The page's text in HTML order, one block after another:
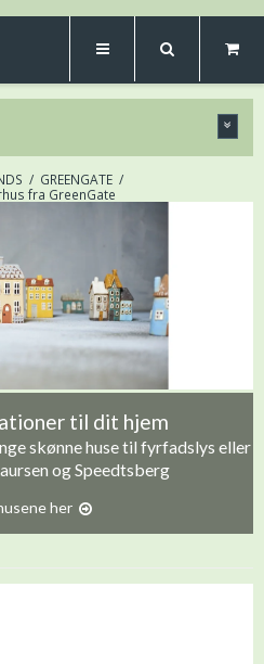
/ GREENGATE /
fra GreenGate
til dit hjem
skønne huse til fyrfadslys eller
og Speedtsberg
her